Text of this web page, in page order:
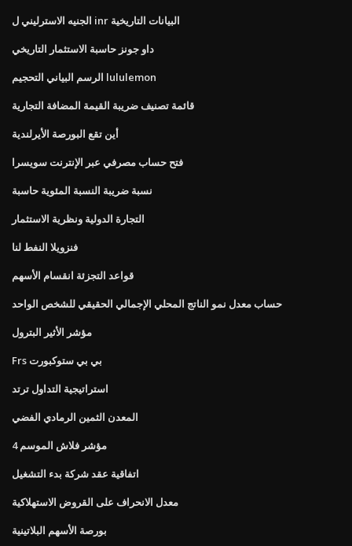
الجنيه الاسترليني ل inr البيانات التاريخية
داو جونز حاسبة الاستثمار التاريخي
الرسم البياني التحجيم lululemon
قائمة تصنيف ضريبة القيمة المضافة التجارية
أين تقع البورصة الأيرلندية
فتح حساب مصرفي عبر الإنترنت سويسرا
نسبة ضريبة النسبة المئوية حاسبة
التجارة الدولية ونظرية الاستثمار
فنزويلا النفط لنا
قواعد التجزئة انقسام الأسهم
حساب معدل نمو الناتج المحلي الإجمالي الحقيقي للشخص الواحد
مؤشر الأثير البترول
Frs بي بي ستوكبورت
استراتيجية التداول ترتد
المعدن الثمين الرمادي الفضي
مؤشر فلاش الموسم 4
اتفاقية عقد شركة بدء التشغيل
معدل الانحراف على القروض الاستهلاكية
بورصة الأسهم البلاتينية